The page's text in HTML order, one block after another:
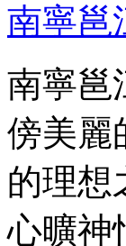
南寧邕
南寧邕
傍美麗
的理想
心曠神